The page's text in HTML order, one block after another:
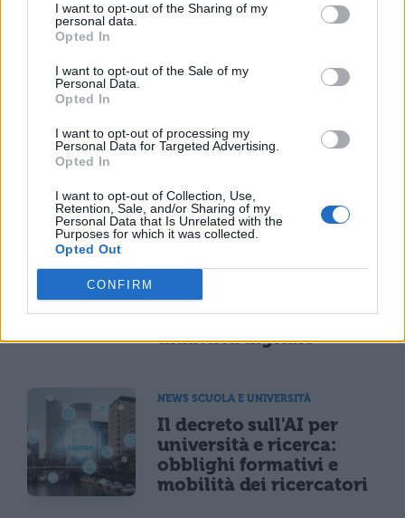
I want to opt-out of the Sharing of my
personal data.
Opted In
I want to opt-out of the Sale of my
Personal Data.
Opted In
I want to opt-out of processing my
Personal Data for Targeted Advertising.
Opted In
I want to opt-out of Collection, Use,
Retention, Sale, and/or Sharing of my
Personal Data that Is Unrelated with the
Purposes for which it was collected.
Opted Out
CONFIRM
che le direi se fossi con lei in quel
TI POTREBBE INTERESSARE
NEWS SCUOLA
ATA, il PIAO 2026-2028
fissa minimo 40 ore
annue e punta sulla
didattica digitale
NEWS SCUOLA E UNIVERSITÀ
Il decreto sull'AI per
università e ricerca:
obblighi formativi e
mobilità dei ricercatori